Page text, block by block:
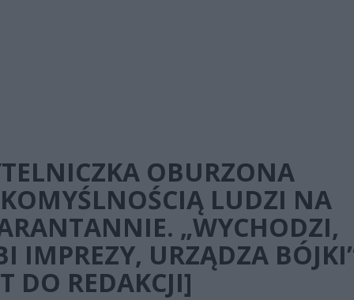
OBURZONA
LUDZI NA
„WYCHODZI,
IMPREZY, URZĄDZA
DO REDAKCJI]